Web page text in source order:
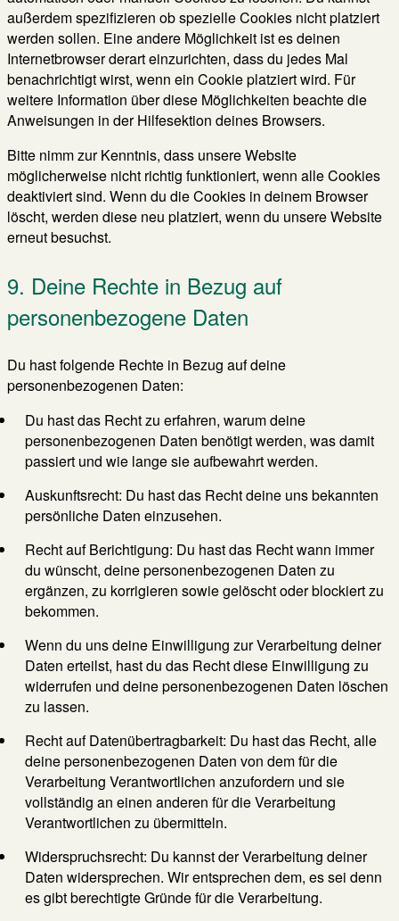
außerdem spezifizieren ob spezielle Cookies nicht platziert
werden sollen. Eine andere Möglichkeit ist es deinen
Internetbrowser derart einzurichten, dass du jedes Mal
benachrichtigt wirst, wenn ein Cookie platziert wird. Für
weitere Information über diese Möglichkeiten beachte die
Anweisungen in der Hilfesektion deines Browsers.
Bitte nimm zur Kenntnis, dass unsere Website
möglicherweise nicht richtig funktioniert, wenn alle Cookies
deaktiviert sind. Wenn du die Cookies in deinem Browser
löscht, werden diese neu platziert, wenn du unsere Website
erneut besuchst.
9. Deine Rechte in Bezug auf
personenbezogene Daten
Du hast folgende Rechte in Bezug auf deine
personenbezogenen Daten:
Du hast das Recht zu erfahren, warum deine
personenbezogenen Daten benötigt werden, was damit
passiert und wie lange sie aufbewahrt werden.
Auskunftsrecht: Du hast das Recht deine uns bekannten
persönliche Daten einzusehen.
Recht auf Berichtigung: Du hast das Recht wann immer
du wünscht, deine personenbezogenen Daten zu
ergänzen, zu korrigieren sowie gelöscht oder blockiert zu
bekommen.
Wenn du uns deine Einwilligung zur Verarbeitung deiner
Daten erteilst, hast du das Recht diese Einwilligung zu
widerrufen und deine personenbezogenen Daten löschen
zu lassen.
Recht auf Datenübertragbarkeit: Du hast das Recht, alle
deine personenbezogenen Daten von dem für die
Verarbeitung Verantwortlichen anzufordern und sie
vollständig an einen anderen für die Verarbeitung
Verantwortlichen zu übermitteln.
Widerspruchsrecht: Du kannst der Verarbeitung deiner
Daten widersprechen. Wir entsprechen dem, es sei denn
es gibt berechtigte Gründe für die Verarbeitung.